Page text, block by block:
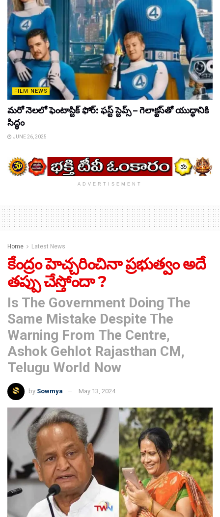
FILM NEWS
మరో నెలలో ఫెంటాస్టిక్ ఫోర్: ఫస్ట్ స్టెప్స్ – గెలాక్టస్‌తో యుద్ధానికి
సిద్ధం
JUNE 26, 2025
ADVERTISEMENT
Home Latest News
కేంద్రం హెచ్చరించినా ప్రభుత్వం అదే
తప్పు చేస్తోందా ?
Is The Government Doing The
Same Mistake Despite The
Warning From The Centre,
Ashok Gehlot Rajasthan CM,
Telugu World Now
by Sowmya May 13, 2024